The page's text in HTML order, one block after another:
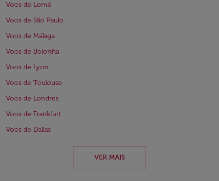
Voos de Lomé
Voos de São Paulo
Voos de Málaga
Voos de Bolonha
Voos de Lyon
Voos de Toulouse
Voos de Londres
Voos de Frankfurt
Voos de Dallas
VER MAIS